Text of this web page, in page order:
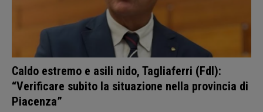
Caldo estremo e asili nido, Tagliaferri (FdI):
“Verificare subito la situazione nella provincia di
Piacenza”